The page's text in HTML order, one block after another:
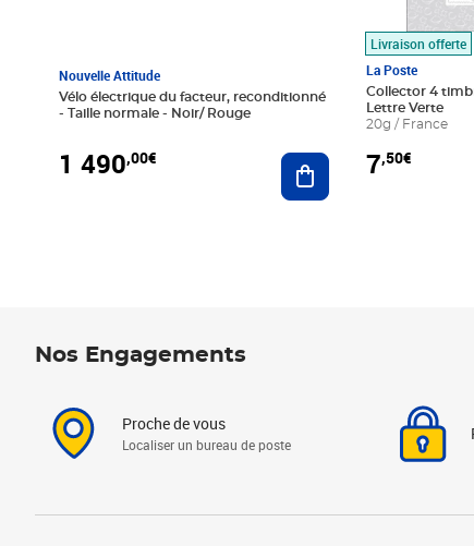
Nouvelle Attitude
Vélo électrique du facteur, reconditionné
- Taille normale - Noir/ Rouge
1 490,00€ Ajouter au panier
Livraison offerte
La Poste
Collector 4
Lettre Verte
20g / France
7,50€
Nos Engagements
Proche de vous
Localiser un bureau de poste